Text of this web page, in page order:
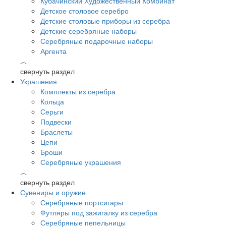
Детское столовое серебро
Детские столовые приборы из серебра
Детские серебряные наборы
Серебряные подарочные наборы
Аргента
︿
свернуть раздел
Украшения
Комплекты из серебра
Кольца
Серьги
Подвески
Браслеты
Цепи
Броши
Серебряные украшения
︿
свернуть раздел
Сувениры и оружие
Серебряные портсигары
Футляры под зажигалку из серебра
Серебряные пепельницы